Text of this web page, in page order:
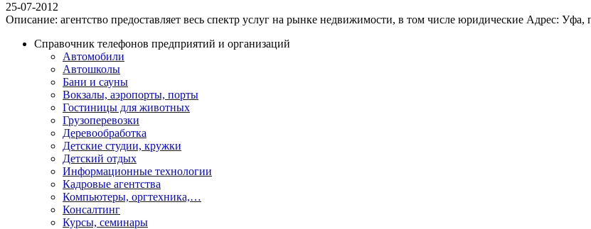
25-07-2012
Описание: агентство предоставляет весь спектр услуг на рынке недвижимости, в том числе юридические Адрес:
Справочник телефонов предприятий и организаций
Автомобили
Автошколы
Бани и сауны
Вокзалы, аэропорты, порты
Гостиницы для животных
Грузоперевозки
Деревообработка
Детские студии, кружки
Детский отдых
Информационные технологии
Кадровые агентства
Компьютеры, оргтехника,…
Консалтинг
Курсы, семинары